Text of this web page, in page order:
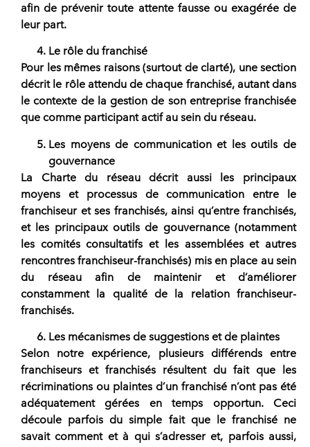
afin de prévenir toute attente fausse ou exagérée de
leur part.
Le rôle du franchisé
Pour les mêmes raisons (surtout de clarté), une section
décrit le rôle attendu de chaque franchisé, autant dans
le contexte de la gestion de son entreprise franchisée
que comme participant actif au sein du réseau.
Les moyens de communication et les outils de
gouvernance
La Charte du réseau décrit aussi les principaux
moyens et processus de communication entre le
franchiseur et ses franchisés, ainsi qu’entre franchisés,
et les principaux outils de gouvernance (notamment
les comités consultatifs et les assemblées et autres
rencontres franchiseur-franchisés) mis en place au sein
du réseau afin de maintenir et d’améliorer
constamment la qualité de la relation franchiseur-
franchisés.
Les mécanismes de suggestions et de plaintes
Selon notre expérience, plusieurs différends entre
franchiseurs et franchisés résultent du fait que les
récriminations ou plaintes d’un franchisé n’ont pas été
adéquatement gérées en temps opportun. Ceci
découle parfois du simple fait que le franchisé ne
savait comment et à qui s’adresser et, parfois aussi,